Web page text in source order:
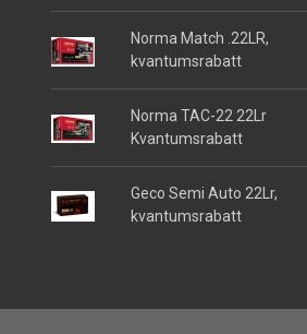
Norma Match .22LR,
kvantumsrabatt
Norma TAC-22 22Lr
Kvantumsrabatt
Geco Semi Auto 22Lr,
kvantumsrabatt